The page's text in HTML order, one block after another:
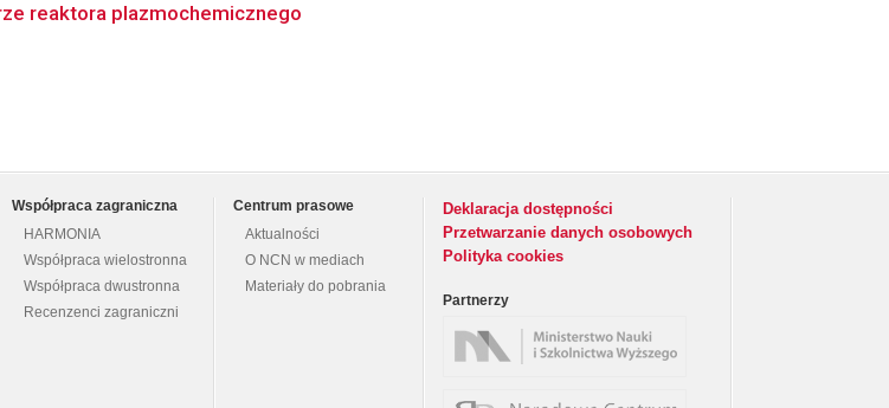
reaktora plazmochemicznego
Współpraca zagraniczna
HARMONIA
Współpraca wielostronna
Współpraca dwustronna
Recenzenci zagraniczni
Centrum prasowe
Aktualności
O NCN w mediach
Materiały do pobrania
Deklaracja dostępności
Przetwarzanie danych osobowych
Polityka cookies
Partnerzy